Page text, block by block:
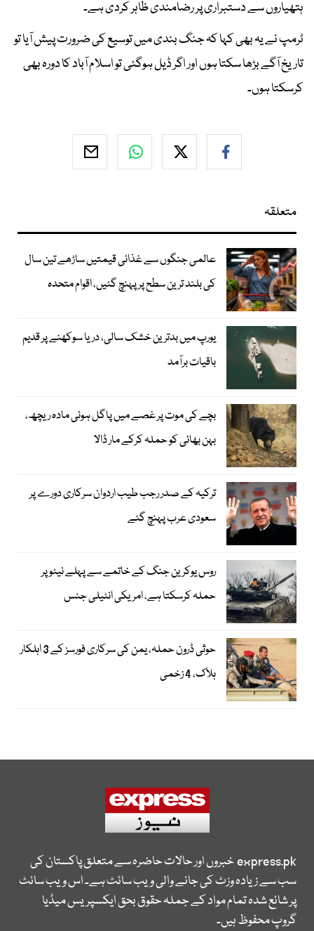
ہتھیاروں سے دستبراری پر رضامندی ظاہر کردی ہے۔
ٹرمپ نے یہ بھی کہا کہ جنگ بندی میں توسیع کی ضرورت پیش آیا تو
تاریخ آگے بڑھا سکتا ہوں اور اگر ڈیل ہوگئی تو اسلام آباد کا دورہ بھی
کرسکتا ہوں۔
متعلقہ
عالمی جنگوں سے غذائی قیمتیں ساڑھے تین سال
کی بلند ترین سطح پر پہنچ گئیں، اقوام متحدہ
یورپ میں بدترین خشک سالی، دریا سوکھنے پر قدیم
باقیات برآمد
بچے کی موت پر غصے میں پاگل ہوئی مادہ ریچھ،
بہن بھائی کو حملہ کرکے مار ڈالا
ترکیہ کے صدر رجب طیب اردوان سرکاری دورے پر
سعودی عرب پہنچ گئے
روس یوکرین جنگ کے خاتمے سے پہلے نیٹو پر
حملہ کرسکتا ہے، امریکی انٹیلی جنس
حوثی ڈرون حملہ، یمن کی سرکاری فورسز کے 3 اہلکار
ہلاک، 4 زخمی
express.pkخبروں اور حالات حاضرہ سے متعلق پاکستان کی
سب سے زیادہ وزٹ کی جانے والی ویب سائٹ ہے۔ اس ویب سائٹ
پر شائع شدہ تمام مواد کے جملہ حقوق بحق ایکسپریس میڈیا
گروپ محفوظ ہیں۔